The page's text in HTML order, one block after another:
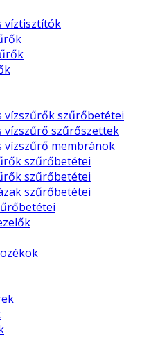
víztisztítók
vízszűrők szűrőbetétei
vízszűrő szűrőszettek
vízszűrő membránok
szűrőbetétei
szűrőbetétei
szűrőbetétei